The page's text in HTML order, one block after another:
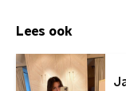
Lees ook